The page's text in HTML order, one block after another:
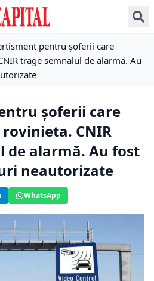
pentru șoferii care
trage semnalul de alarmă. Au
șoferii care
CNIR
de alarmă. Au fost
neautorizate
WhatsApp